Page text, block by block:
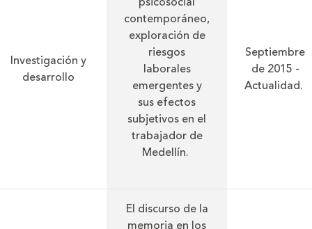
Investigación y
desarrollo
contemporáneo,
exploración de
riesgos
laborales
emergentes y
sus efectos
subjetivos en el
trabajador de
Medellín.
Septiembre
de 2015 -
Actualidad.
El discurso de la
memoria en los